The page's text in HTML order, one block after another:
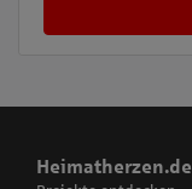
Heimatherzen.de